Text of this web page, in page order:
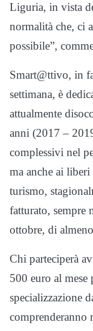
Liguria, in vista
normalità che, ci
possibile”,
Smart@ttivo, in
settimana, è
attualmente
anni (2017 –
complessivi nel
ma anche ai
turismo,
fatturato, sempre
ottobre, di
Chi parteciperà
500 euro al mese
specializzazione
comprenderanno